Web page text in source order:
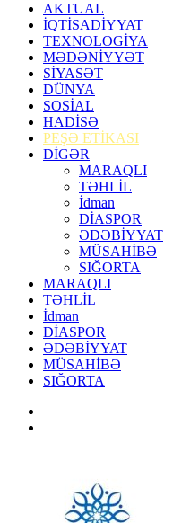
AKTUAL
İQTİSADİYYAT
TEXNOLOGİYA
MƏDƏNİYYƏT
SİYASƏT
DÜNYA
SOSİAL
HADİSƏ
PEŞƏ ETİKASI
DİGƏR
MARAQLI
TƏHLİL
İdman
DİASPOR
ƏDƏBİYYAT
MÜSAHİBƏ
SIĞORTA
MARAQLI
TƏHLİL
İdman
DİASPOR
ƏDƏBİYYAT
MÜSAHİBƏ
SIĞORTA